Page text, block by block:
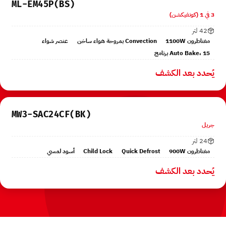
ML-EM45P(BS)
3 في 1 (كونفيكشن)
42 لتر
مغناطرون 1100W Convection بمروحة هواء ساخن
عنصر شواء
Auto Bake، 15 برنامج
يُحدد بعد الكشف
MW3-SAC24CF(BK)
جريل
24 لتر
مغناطرون 900W Quick Defrost
Child Lock أسود لمسي
يُحدد بعد الكشف